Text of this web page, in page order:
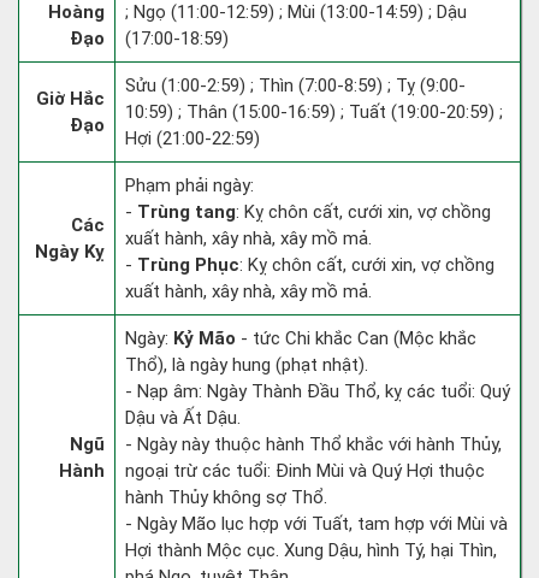
Hoàng
Đạo
; Ngọ (11:00-12:59) ; Mùi (13:00-14:59) ; Dậu
(17:00-18:59)
Giờ Hắc
Đạo
Sửu (1:00-2:59) ; Thìn (7:00-8:59) ; Tỵ (9:00-
10:59) ; Thân (15:00-16:59) ; Tuất (19:00-20:59) ;
Hợi (21:00-22:59)
Các
Ngày Kỵ
Phạm phải ngày:
- Trùng tang: Kỵ chôn cất, cưới xin, vợ chồng
xuất hành, xây nhà, xây mồ mả.
- Trùng Phục: Kỵ chôn cất, cưới xin, vợ chồng
xuất hành, xây nhà, xây mồ mả.
Ngũ
Hành
Ngày: Kỷ Mão - tức Chi khắc Can (Mộc khắc
Thổ), là ngày hung (phạt nhật).
- Nạp âm: Ngày Thành Đầu Thổ, kỵ các tuổi: Quý
Dậu và Ất Dậu.
- Ngày này thuộc hành Thổ khắc với hành Thủy,
ngoại trừ các tuổi: Đinh Mùi và Quý Hợi thuộc
hành Thủy không sợ Thổ.
- Ngày Mão lục hợp với Tuất, tam hợp với Mùi và
Hợi thành Mộc cục. Xung Dậu, hình Tý, hại Thìn,